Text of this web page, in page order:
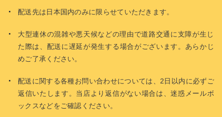
配送先は日本国内のみに限らせていただきます。
大型連休の混雑や悪天候などの理由で道路交通に支障が生じ
た際は、配送に遅延が発生する場合がございます。あらかじ
めご了承ください。
配送に関する各種お問い合わせについては、2日以内に必ずご
返信いたします。当店より返信がない場合は、迷惑メールボ
ックスなどをご確認ください。